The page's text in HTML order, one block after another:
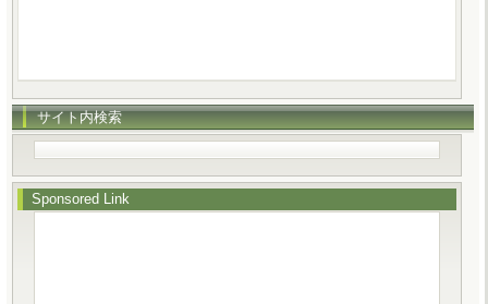
サイト内検索
Sponsored Link